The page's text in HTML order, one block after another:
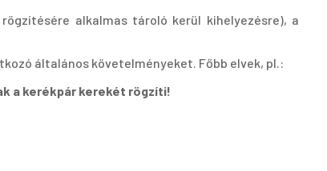
alkalmas tároló kerül kihelyezésre), a
általános követelményeket. Főbb elvek, pl.:
a kerékpár kerekét rögzíti!